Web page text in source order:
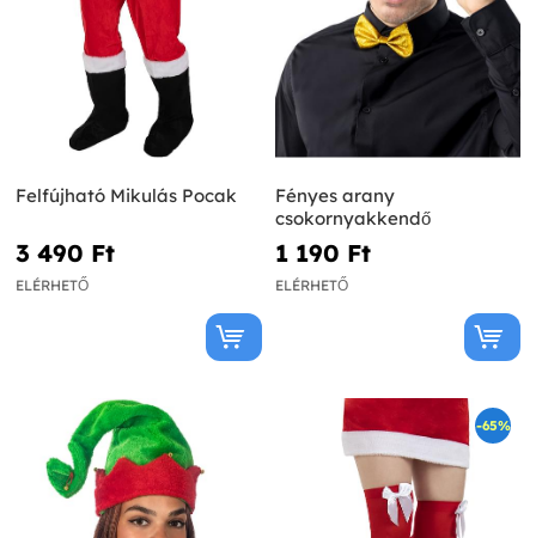
Felfújható Mikulás Pocak
3 490 Ft‎
ELÉRHETŐ
Fényes arany
csokornyakkendő
1 190 Ft‎
ELÉRHETŐ
-65%